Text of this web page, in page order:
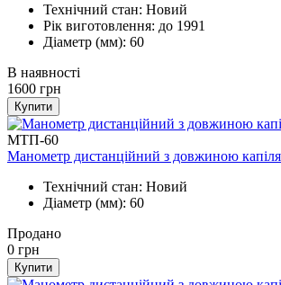
Технічний стан: Новий
Рік виготовлення: до 1991
Діаметр (мм): 60
В наявності
1600 грн
Купити
МТП-60
Манометр дистанційний з довжиною
Технічний стан: Новий
Діаметр (мм): 60
Продано
0 грн
Купити